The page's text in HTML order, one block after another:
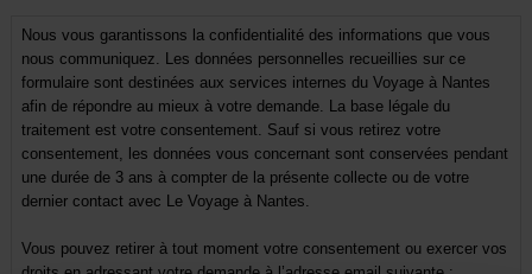
Nous vous garantissons la confidentialité des informations que vous
nous communiquez. Les données personnelles recueillies sur ce
formulaire sont destinées aux services internes du Voyage à Nantes
afin de répondre au mieux à votre demande. La base légale du
traitement est votre consentement. Sauf si vous retirez votre
consentement, les données vous concernant sont conservées pendant
une durée de 3 ans à compter de la présente collecte ou de votre
dernier contact avec Le Voyage à Nantes.
Vous pouvez retirer à tout moment votre consentement ou exercer vos